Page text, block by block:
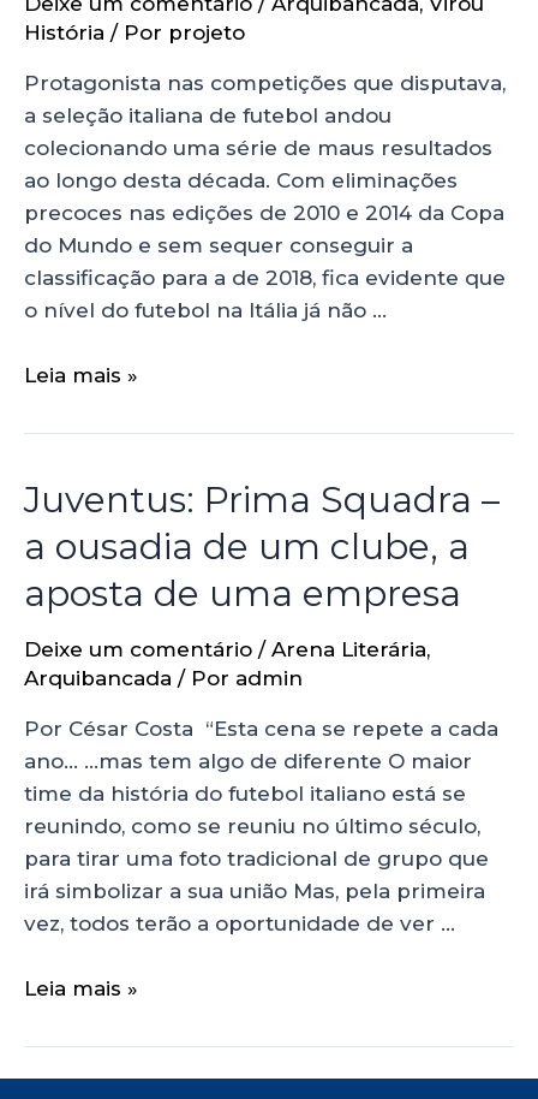
História / Por projeto
Protagonista nas competições que disputava,
a seleção italiana de futebol andou
colecionando uma série de maus resultados
ao longo desta década. Com eliminações
precoces nas edições de 2010 e 2014 da Copa
do Mundo e sem sequer conseguir a
classificação para a de 2018, fica evidente que
o nível do futebol na Itália já não …
Leia mais »
Juventus: Prima Squadra –
a ousadia de um clube, a
aposta de uma empresa
Deixe um comentário / Arena Literária,
Arquibancada / Por admin
Por César Costa “Esta cena se repete a cada
ano… …mas tem algo de diferente O maior
time da história do futebol italiano está se
reunindo, como se reuniu no último século,
para tirar uma foto tradicional de grupo que
irá simbolizar a sua união Mas, pela primeira
vez, todos terão a oportunidade de ver …
Leia mais »